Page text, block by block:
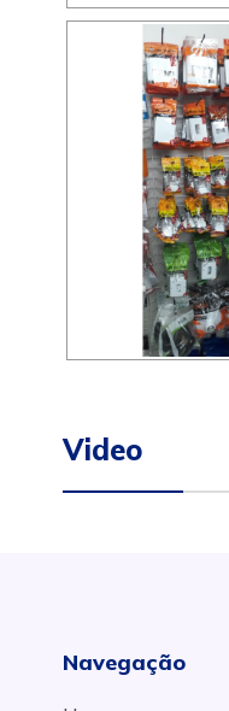
Video
Navegação